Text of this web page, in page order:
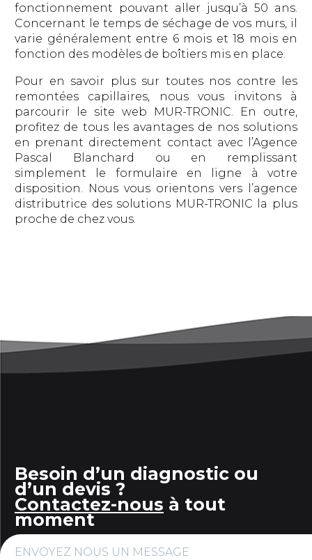
fonctionnement pouvant aller jusqu’à 50 ans.
Concernant le temps de séchage de vos murs, il
varie généralement entre 6 mois et 18 mois en
fonction des modèles de boîtiers mis en place.
Pour en savoir plus sur toutes nos contre les
remontées capillaires, nous vous invitons à
parcourir le site web MUR-TRONIC. En outre,
profitez de tous les avantages de nos solutions
en prenant directement contact avec l’Agence
Pascal Blanchard ou en remplissant
simplement le formulaire en ligne à votre
disposition. Nous vous orientons vers l’agence
distributrice des solutions MUR-TRONIC la plus
proche de chez vous.
Besoin d’un diagnostic ou
d’un devis ?
Contactez-nous à tout
moment
ENVOYEZ NOUS UN MESSAGE